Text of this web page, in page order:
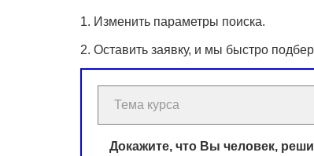
1. Изменить параметры поиска.
2. Оставить заявку, и мы быстро
Докажите, что Вы человек,